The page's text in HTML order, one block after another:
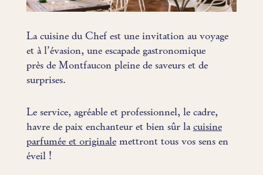
La cuisine du Chef est une invitation au voyage
et à l’évasion, une escapade gastronomique
près de Montfaucon pleine de saveurs et de
surprises.
Le service, agréable et professionnel, le cadre,
havre de paix enchanteur et bien sûr lacuisine
parfumée et originalemettront tous vos sens en
éveil !